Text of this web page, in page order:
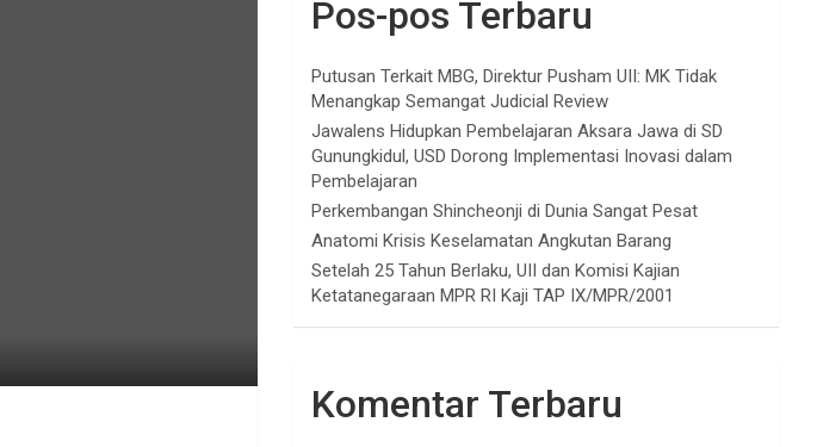
Pos-pos Terbaru
Putusan Terkait MBG, Direktur Pusham UII: MK Tidak
Menangkap Semangat Judicial Review
Jawalens Hidupkan Pembelajaran Aksara Jawa di SD
Gunungkidul, USD Dorong Implementasi Inovasi dalam
Pembelajaran
Perkembangan Shincheonji di Dunia Sangat Pesat
Anatomi Krisis Keselamatan Angkutan Barang
Setelah 25 Tahun Berlaku, UII dan Komisi Kajian
Ketatanegaraan MPR RI Kaji TAP IX/MPR/2001
Komentar Terbaru